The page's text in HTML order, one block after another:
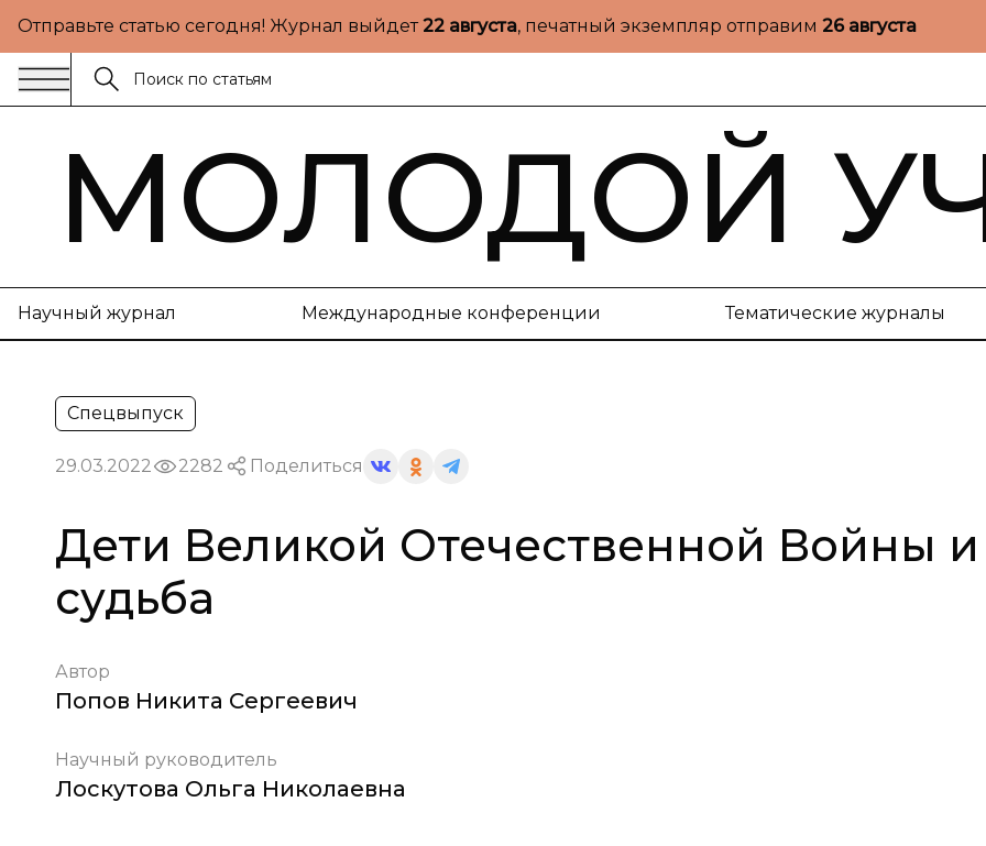
Отправьте статью сегодня! Журнал выйдет22 августа, печатный экземпляр отправим 26 августа
МОЛОДОЙ
Научный журнал Международные конференции Тематические журналы
Спецвыпуск
29.03.2022 2282 Поделиться
Дети Великой Отечественной Войны и
судьба
Автор
Попов Никита Сергеевич
Научный руководитель
Лоскутова Ольга Николаевна